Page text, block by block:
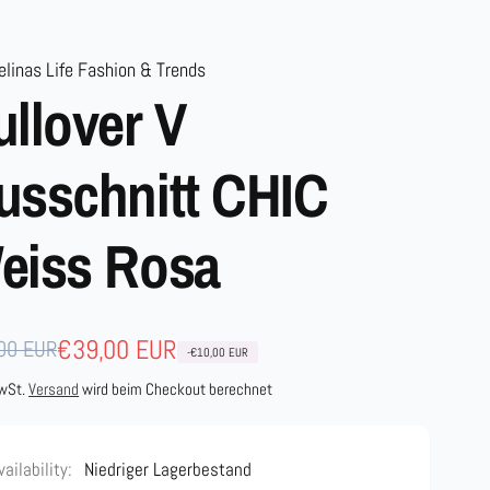
Life Fashion & Trends
V
CHIC
Rosa
EUR€39,00 EUR -€10,00 EUR
Versand wird beim Checkout berechnet
Niedriger Lagerbestand